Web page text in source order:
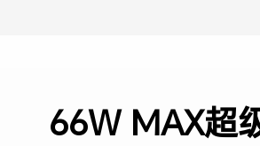
66W MAX超